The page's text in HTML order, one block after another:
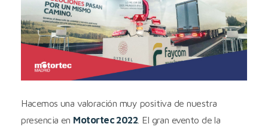
Hacemos una valoración muy positiva de nuestra
presencia en Motortec 2022 . El gran evento de la